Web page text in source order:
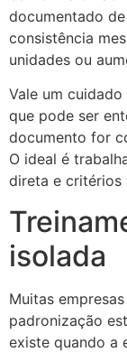
documentado
consistência
unidades ou
Vale um
que pode ser
documento for
O ideal é
direta e critérios
isolada
Muitas
padronização
existe quando a